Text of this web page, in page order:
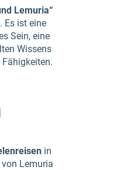
Lemuria“
Es ist eine
Sein, eine
Wissens
in
Lemuria